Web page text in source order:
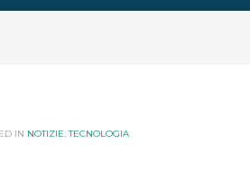
IN NOTIZIE,TECNOLOGIA